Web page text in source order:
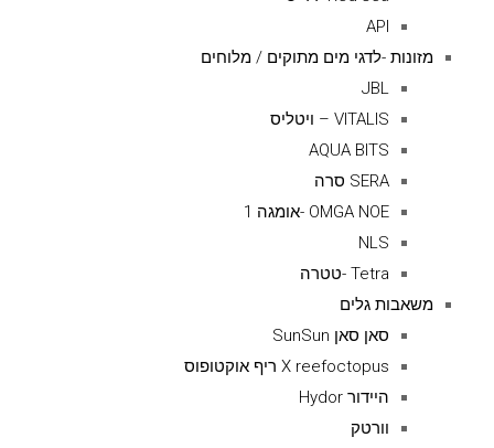
API
מזונות -לדגי מים מתוקים / מלוחים
JBL
VITALIS – ויטליס
AQUA BITS
SERA סרה
OMGA NOE -אומגה 1
NLS
Tetra -טטרה
משאבות גלים
סאן סאן SunSun
X reefoctopus ריף אוקטופוס
היידור Hydor
וורטק